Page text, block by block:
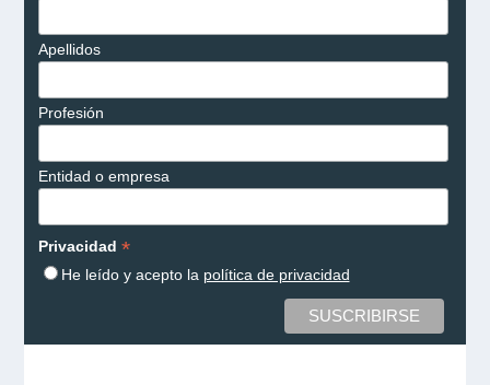
Apellidos
Profesión
Entidad o empresa
Privacidad *
He leído y acepto la política de privacidad